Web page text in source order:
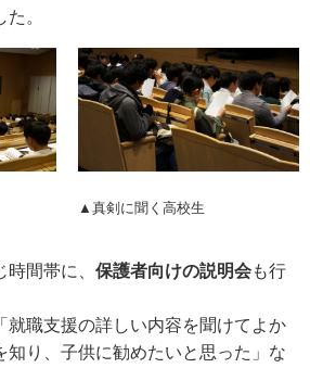
。
▲真剣に聞く高校生
間帯に、 保護者向けの説明会も行
就職支援の詳しい内容を聞けてよか
知り、子供に勧めたいと思った」な